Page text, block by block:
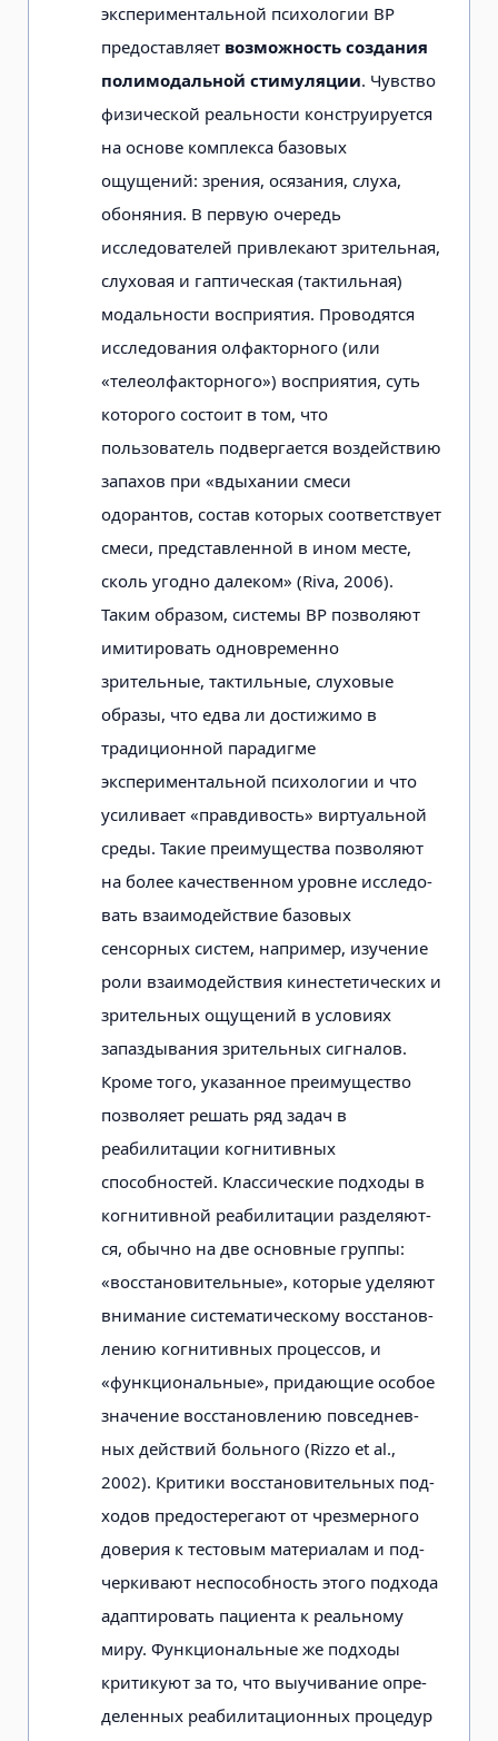
экспериментальной психологии ВР
предоставляет возможность создания
полимодальной стимуляции. Чувство
физи­ческой реальности конструируется
на основе комплекса базовых
ощущений: зрения, осязания, слуха,
обоняния. В первую очередь
исследователей привле­кают зрительная,
слуховая и гаптическая (тактильная)
модальности восприятия. Проводятся
исследования олфакторного (или
«телеолфакторного») воспри­ятия, суть
которого состоит в том, что
пользователь подвергается воздействию
запахов при «вдыхании смеси
одорантов, состав которых соответствует
сме­си, представленной в ином месте,
сколь угодно далеком» (Riva, 2006).
Таким образом, системы ВР позволяют
имитиро­вать одновременно
зрительные, тактильные, слуховые
образы, что едва ли достижимо в
традиционной парадигме
экспериментальной психологии и что
усиливает «правдивость» виртуальной
среды. Такие преимущества позволяют
на более качественном уровне исследо­
вать взаимодействие базовых
сенсорных систем, например, изучение
роли взаи­модействия кинестетических и
зритель­ных ощущений в условиях
запаздывания зрительных сигналов.
Кроме того, указанное преимущество
позволяет решать ряд задач в
реабилитации когнитивных
способностей. Классические подходы в
когнитивной реабилитации разделяют­
ся, обычно на две основные группы:
«восстановительные», которые уделяют
внимание систематическому восстанов­
лению когнитивных процессов, и
«функциональные», придающие особое
значение восстановлению повседнев­
ных действий больного (Rizzo et al.,
2002). Критики восстановительных под­
ходов предостерегают от чрезмерного
доверия к тестовым материалам и под­
черкивают неспособность этого подхо­да
адаптировать пациента к реальному
миру. Функциональные же подходы
критикуют за то, что выучивание опре­
деленных реабилитационных процедур